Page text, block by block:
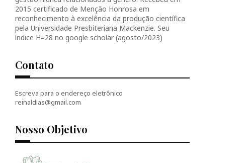
2015 certificado de Menção Honrosa em
reconhecimento à excelência da produção científica
pela Universidade Presbiteriana Mackenzie. Seu
índice H=28 no google scholar (agosto/2023)
Contato
Escreva para o endereço eletrônico
reinaldias@gmail.com
Nosso Objetivo